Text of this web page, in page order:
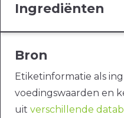
Ingrediënten
Bron
Etiketinformatie als
voedingswaarden en
uit verschillende